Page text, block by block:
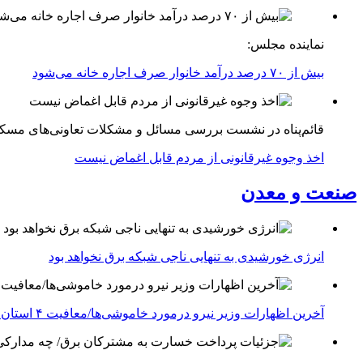
نماینده مجلس:
بیش از ۷۰ درصد درآمد خانوار صرف اجاره خانه می‌شود
قائم‌پناه در نشست بررسی مسائل و مشکلات تعاونی‌های
اخذ وجوه غیرقانونی از مردم قابل اغماض نیست
صنعت و معدن
انرژی خورشیدی به تنهایی ناجی شبکه برق نخواهد بود
آخرین اظهارات وزیر نیرو درمورد خاموشی‌ها/معافیت ۴ استان جنوبی درگیر جنگ از قطعی برق